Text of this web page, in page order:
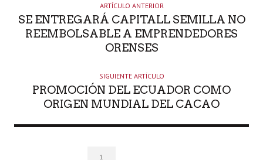
R
ARTÍCULO ANTERIOR
SE ENTREGARÁ CAPITALL SEMILLA NO
REEMBOLSABLE A EMPRENDEDORES
ORENSES
SIGUIENTE ARTÍCULO
PROMOCIÓN DEL ECUADOR COMO
ORIGEN MUNDIAL DEL CACAO
1